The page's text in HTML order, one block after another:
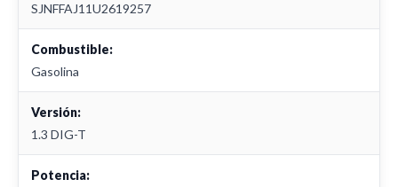
SJNFFAJ11U2619257
Combustible:
Gasolina
Versión:
1.3 DIG-T
Potencia: